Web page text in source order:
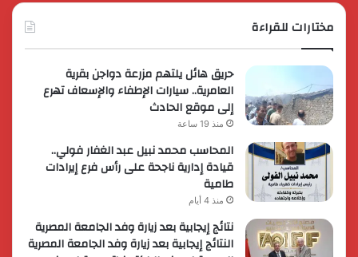
مختارات للقراءة
حريق هائل يلتهم مزرعة دواجن بقرية
العامرية.. سيارات الإطفاء والإسعاف تهرع
إلى موقع الحادث
منذ 19 ساعة
المحاسب محمد نبيل عبد الغفار فولي..
قيادة إدارية ناجحة على رأس فرع إيرادات
طامية
منذ 4 أيام
نتائج إيجابية بعد زيارة وفد الجامعة المصرية
النتائج إيجابية بعد زيارة وفد الجامعة المصرية